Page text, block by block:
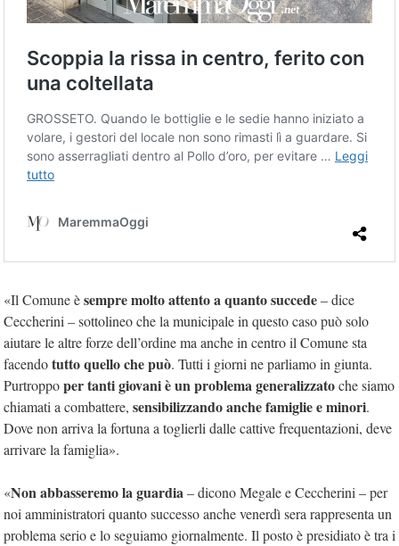
«Il Comune èsempre molto attento a quanto succede– dice
Ceccherini – sottolineo che la municipale in questo caso può solo
aiutare le altre forze dell’ordine ma anche in centro il Comune sta
facendotutto quello che può. Tutti i giorni ne parliamo in giunta.
Purtroppoper tanti giovani è un problema generalizzatoche siamo
chiamati a combattere, sensibilizzando anche famiglie e minori.
Dove non arriva la fortuna a toglierli dalle cattive frequentazioni, deve
arrivare la famiglia».
«Non abbasseremo la guardia– dicono Megale e Ceccherini – per
noi amministratori quanto successo anche venerdì sera rappresenta un
problema serio e lo seguiamo giornalmente. Il posto è presidiato è tra i